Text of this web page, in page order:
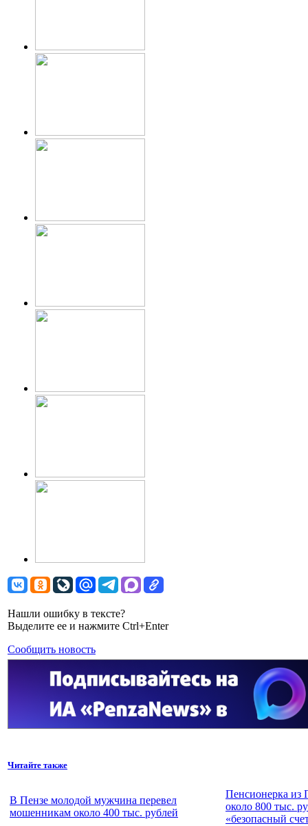
Нашли ошибку в тексте?
Выделите ее и нажмите Ctrl+Enter
Сообщить новость
Читайте также
В Пензе молодой мужчина перевел
мошенникам около 400 тыс. рублей
Пенсионерка из
около 800 тыс.
«безопасный